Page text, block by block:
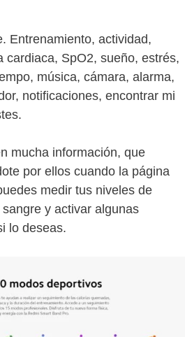
Entrenamiento, actividad,
cardiaca, SpO2, sueño, estrés,
música, cámara, alarma,
notificaciones, encontrar mi
mucha información, que
por ellos cuando la página
medir tus niveles de
y activar algunas
lo deseas.